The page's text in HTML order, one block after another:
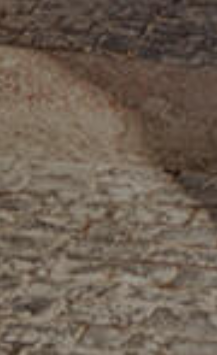
الصفحة الرئيسية
قصتنا
قائمة الطعام
فرعنا
صالات الطعام الخاصة
وظائف